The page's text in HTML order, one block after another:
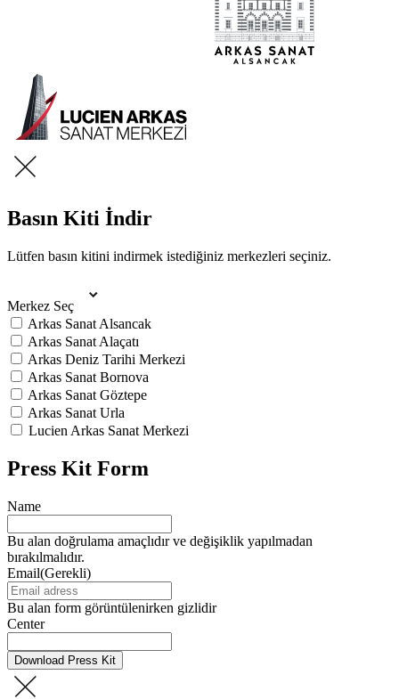
Basın Kiti İndir
Lütfen basın kitini indirmek istediğiniz merkezleri seçiniz.
Merkez Seç
Arkas Sanat Alsancak
Arkas Sanat Alaçatı
Arkas Deniz Tarihi Merkezi
Arkas Sanat Bornova
Arkas Sanat Göztepe
Arkas Sanat Urla
Lucien Arkas Sanat Merkezi
Press Kit Form
Name
Bu alan doğrulama amaçlıdır ve değişiklik yapılmadan
bırakılmalıdır.
Email(Gerekli)
Bu alan form görüntülenirken gizlidir
Center
Download Press Kit